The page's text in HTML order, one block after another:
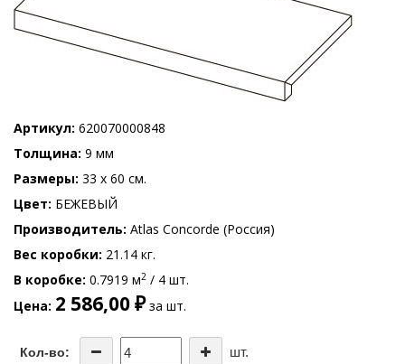
Артикул 620070000848
Толщина 9 мм
Размеры 33 x 60 см.
Цвет БЕЖЕВЫЙ
Производитель Atlas Concorde (Россия)
Вес коробки 21.14 кг.
В коробке 0.7919 м2 / 4 шт.
Цена 2 586,00 ₽за шт.
Кол-во:
шт.